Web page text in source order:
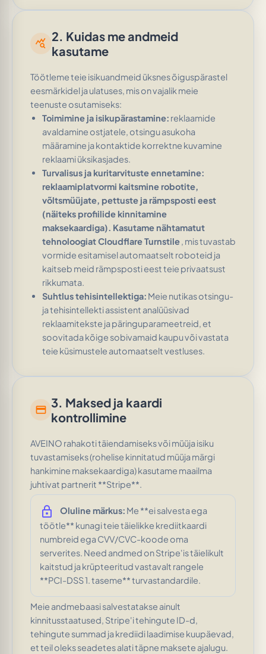
query_stats 2. Kuidas me andmeid
kasutame
Töötleme teie isikuandmeid üksnes õiguspärastel
eesmärkidel ja ulatuses, mis on vajalik meie
teenuste osutamiseks:
Toimimine ja isikupärastamine: reklaamide
avaldamine ostjatele, otsingu asukoha
määramine ja kontaktide korrektne kuvamine
reklaami üksikasjades.
Turvalisus ja kuritarvituste ennetamine:
reklaamiplatvormi kaitsmine robotite,
võltsmüüjate, pettuste ja rämpsposti eest
(näiteks profiilide kinnitamine
maksekaardiga). Kasutame nähtamatut
tehnoloogiatCloudflare Turnstile, mis tuvastab
vormide esitamisel automaatselt roboteid ja
kaitseb meid rämpsposti eest teie privaatsust
rikkumata.
Suhtlus tehisintellektiga: Meie nutikas otsingu-
ja tehisintellekti assistent analüüsivad
reklaamitekste ja päringuparameetreid, et
soovitada kõige sobivamaid kaupu või vastata
teie küsimustele automaatselt vestluses.
credit_card 3. Maksed ja kaardi
kontrollimine
AVEINO rahakoti täiendamiseks või müüja isiku
tuvastamiseks (rohelise kinnitatud müüja märgi
hankimine maksekaardiga) kasutame maailma
juhtivat partnerit **Stripe**.
lock Oluline märkus: Me **ei salvesta ega
töötle** kunagi teie täielikke krediitkaardi
numbreid ega CVV/CVC-koode oma
serverites. Need andmed on Stripe'is täielikult
kaitstud ja krüpteeritud vastavalt rangele
**PCI-DSS 1. taseme** turvastandardile.
Meie andmebaasi salvestatakse ainult
kinnitusstaatused, Stripe'i tehingute ID-d,
tehingute summad ja krediidi laadimise kuupäevad,
et teil oleks seadetes alati täpne maksete ajalugu.